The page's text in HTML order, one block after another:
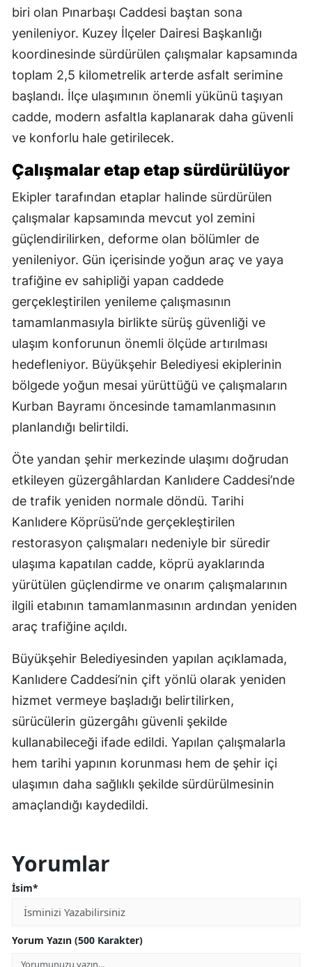
biri olan Pınarbaşı Caddesi baştan sona
yenileniyor. Kuzey İlçeler Dairesi Başkanlığı
koordinesinde sürdürülen çalışmalar kapsamında
toplam 2,5 kilometrelik arterde asfalt serimine
başlandı. İlçe ulaşımının önemli yükünü taşıyan
cadde, modern asfaltla kaplanarak daha güvenli
ve konforlu hale getirilecek.
Çalışmalar etap etap sürdürülüyor
Ekipler tarafından etaplar halinde sürdürülen
çalışmalar kapsamında mevcut yol zemini
güçlendirilirken, deforme olan bölümler de
yenileniyor. Gün içerisinde yoğun araç ve yaya
trafiğine ev sahipliği yapan caddede
gerçekleştirilen yenileme çalışmasının
tamamlanmasıyla birlikte sürüş güvenliği ve
ulaşım konforunun önemli ölçüde artırılması
hedefleniyor. Büyükşehir Belediyesi ekiplerinin
bölgede yoğun mesai yürüttüğü ve çalışmaların
Kurban Bayramı öncesinde tamamlanmasının
planlandığı belirtildi.
Öte yandan şehir merkezinde ulaşımı doğrudan
etkileyen güzergâhlardan Kanlıdere Caddesi’nde
de trafik yeniden normale döndü. Tarihi
Kanlıdere Köprüsü’nde gerçekleştirilen
restorasyon çalışmaları nedeniyle bir süredir
ulaşıma kapatılan cadde, köprü ayaklarında
yürütülen güçlendirme ve onarım çalışmalarının
ilgili etabının tamamlanmasının ardından yeniden
araç trafiğine açıldı.
Büyükşehir Belediyesinden yapılan açıklamada,
Kanlıdere Caddesi’nin çift yönlü olarak yeniden
hizmet vermeye başladığı belirtilirken,
sürücülerin güzergâhı güvenli şekilde
kullanabileceği ifade edildi. Yapılan çalışmalarla
hem tarihi yapının korunması hem de şehir içi
ulaşımın daha sağlıklı şekilde sürdürülmesinin
amaçlandığı kaydedildi.
Yorumlar
İsim*
Yorum Yazın (500 Karakter)